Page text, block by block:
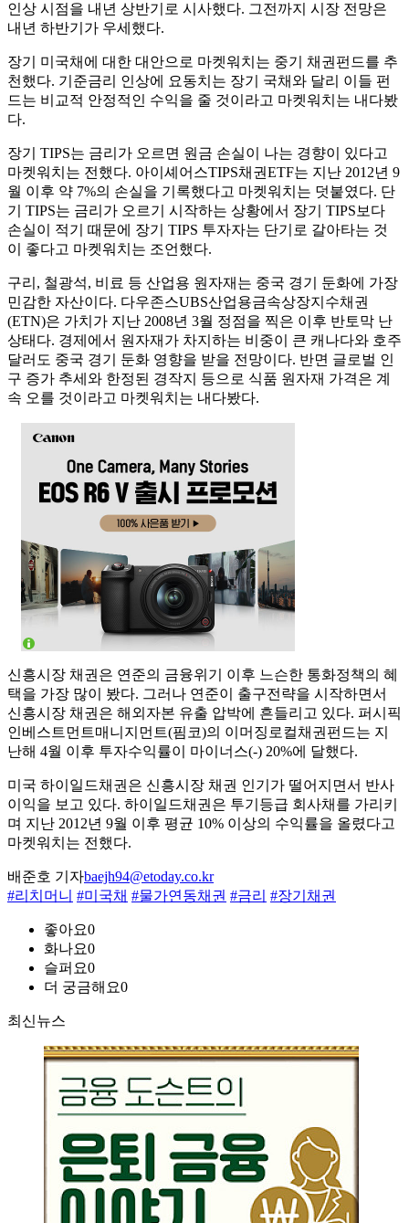
인상 시점을 내년 상반기로 시사했다. 그전까지 시장 전망은
내년 하반기가 우세했다.
장기 미국채에 대한 대안으로 마켓워치는 중기 채권펀드를 추
천했다. 기준금리 인상에 요동치는 장기 국채와 달리 이들 펀
드는 비교적 안정적인 수익을 줄 것이라고 마켓워치는 내다봤
다.
장기 TIPS는 금리가 오르면 원금 손실이 나는 경향이 있다고
마켓워치는 전했다. 아이셰어스TIPS채권ETF는 지난 2012년 9
월 이후 약 7%의 손실을 기록했다고 마켓워치는 덧붙였다. 단
기 TIPS는 금리가 오르기 시작하는 상황에서 장기 TIPS보다
손실이 적기 때문에 장기 TIPS 투자자는 단기로 갈아타는 것
이 좋다고 마켓워치는 조언했다.
구리, 철광석, 비료 등 산업용 원자재는 중국 경기 둔화에 가장
민감한 자산이다. 다우존스UBS산업용금속상장지수채권
(ETN)은 가치가 지난 2008년 3월 정점을 찍은 이후 반토막 난
상태다. 경제에서 원자재가 차지하는 비중이 큰 캐나다와 호주
달러도 중국 경기 둔화 영향을 받을 전망이다. 반면 글로벌 인
구 증가 추세와 한정된 경작지 등으로 식품 원자재 가격은 계
속 오를 것이라고 마켓워치는 내다봤다.
신흥시장 채권은 연준의 금융위기 이후 느슨한 통화정책의 혜
택을 가장 많이 봤다. 그러나 연준이 출구전략을 시작하면서
신흥시장 채권은 해외자본 유출 압박에 흔들리고 있다. 퍼시픽
인베스트먼트매니지먼트(핌코)의 이머징로컬채권펀드는 지
난해 4월 이후 투자수익률이 마이너스(-) 20%에 달했다.
미국 하이일드채권은 신흥시장 채권 인기가 떨어지면서 반사
이익을 보고 있다. 하이일드채권은 투기등급 회사채를 가리키
며 지난 2012년 9월 이후 평균 10% 이상의 수익률을 올렸다고
마켓워치는 전했다.
배준호 기자baejh94@etoday.co.kr
#리치머니 #미국채 #물가연동채권 #금리 #장기채권
좋아요0
화나요0
슬퍼요0
더 궁금해요0
최신뉴스